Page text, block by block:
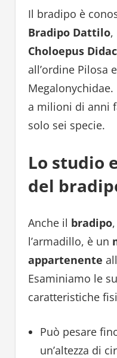
Il bradipo è
Bradipo Dattilo,
Choloepus
all’ordine Pilosa
a milioni di anni
solo sei specie.
Lo studio
del
Anche il bradipo
l’armadillo, è un
appartenente all
Esaminiamo le
caratteristiche
Può pesare
un’altezza di